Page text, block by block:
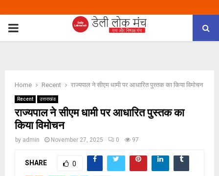
PRIMARY
Home Recent राज्यपाल ने सीएम धामी पर आधारित पुस्तक का किया विमोचन
Recent उत्तराखंड
राज्यपाल ने सीएम धामी पर आधारित पुस्तक का
किया विमोचन
by admin November 27, 2025 0 97
SHARE 0